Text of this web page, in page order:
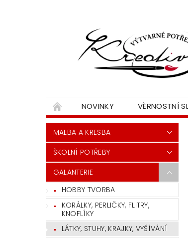
NOVINKY VĚRNOSTNÍ
MALBA A KRESBA
ŠKOLNÍ POTŘEBY
GALANTERIE
HOBBY TVORBA
KORÁLKY, PERLIČKY, FLITRY,
KNOFLÍKY
LÁTKY, STUHY, KRAJKY, VYŠÍVÁNÍ